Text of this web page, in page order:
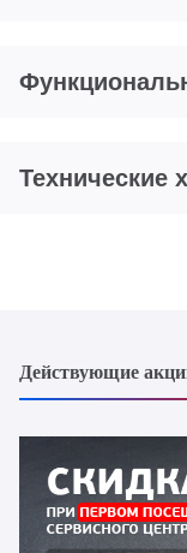
Технические
Действующие